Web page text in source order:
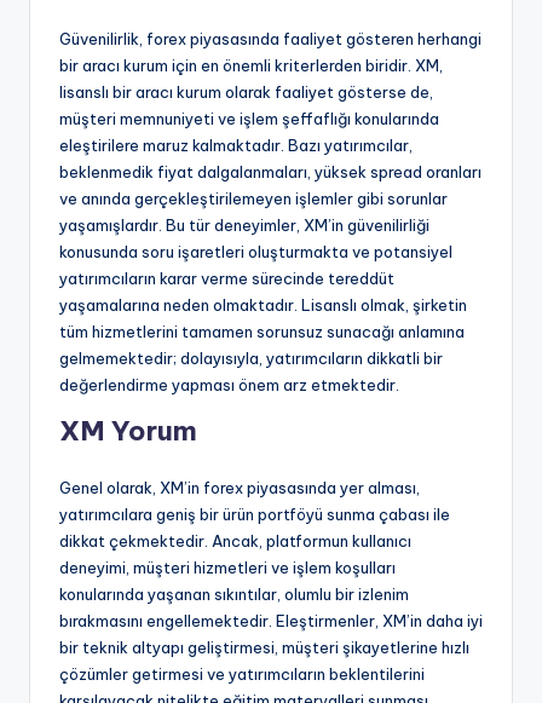
Güvenilirlik, forex piyasasında faaliyet gösteren herhangi
bir aracı kurum için en önemli kriterlerden biridir. XM,
lisanslı bir aracı kurum olarak faaliyet gösterse de,
müşteri memnuniyeti ve işlem şeffaflığı konularında
eleştirilere maruz kalmaktadır. Bazı yatırımcılar,
beklenmedik fiyat dalgalanmaları, yüksek spread oranları
ve anında gerçekleştirilemeyen işlemler gibi sorunlar
yaşamışlardır. Bu tür deneyimler, XM’in güvenilirliği
konusunda soru işaretleri oluşturmakta ve potansiyel
yatırımcıların karar verme sürecinde tereddüt
yaşamalarına neden olmaktadır. Lisanslı olmak, şirketin
tüm hizmetlerini tamamen sorunsuz sunacağı anlamına
gelmemektedir; dolayısıyla, yatırımcıların dikkatli bir
değerlendirme yapması önem arz etmektedir.
XM Yorum
Genel olarak, XM’in forex piyasasında yer alması,
yatırımcılara geniş bir ürün portföyü sunma çabası ile
dikkat çekmektedir. Ancak, platformun kullanıcı
deneyimi, müşteri hizmetleri ve işlem koşulları
konularında yaşanan sıkıntılar, olumlu bir izlenim
bırakmasını engellemektedir. Eleştirmenler, XM’in daha iyi
bir teknik altyapı geliştirmesi, müşteri şikayetlerine hızlı
çözümler getirmesi ve yatırımcıların beklentilerini